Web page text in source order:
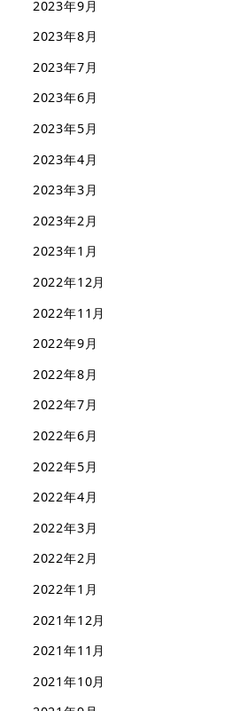
2023年9月
2023年8月
2023年7月
2023年6月
2023年5月
2023年4月
2023年3月
2023年2月
2023年1月
2022年12月
2022年11月
2022年9月
2022年8月
2022年7月
2022年6月
2022年5月
2022年4月
2022年3月
2022年2月
2022年1月
2021年12月
2021年11月
2021年10月